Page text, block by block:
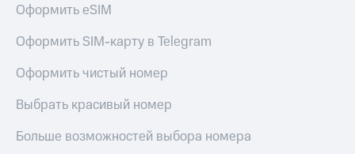
Оформить eSIM
Оформить SIM-карту в Telegram
Оформить чистый номер
Выбрать красивый номер
Больше возможностей выбора номера